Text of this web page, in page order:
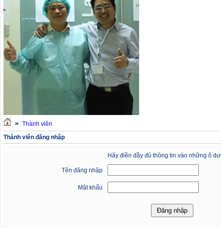
» Thành viên
Thành viên đăng nhập
Hãy điền đầy đủ thông tin vào những ô
Tên đăng nhập
Mật khẩu